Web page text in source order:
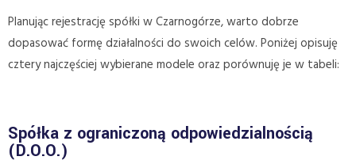
Planując rejestrację spółki w Czarnogórze, warto dobrze
dopasować formę działalności do swoich celów. Poniżej opisuję
cztery najczęściej wybierane modele oraz porównuję je w tabeli:
Spółka z ograniczoną odpowiedzialnością
(D.O.O.)